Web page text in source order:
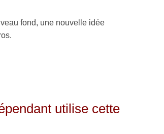
fond, une nouvelle idée
utilise cette